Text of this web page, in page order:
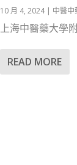
10 月 4, 2024| 中醫中
上海中醫藥大學
READ MORE